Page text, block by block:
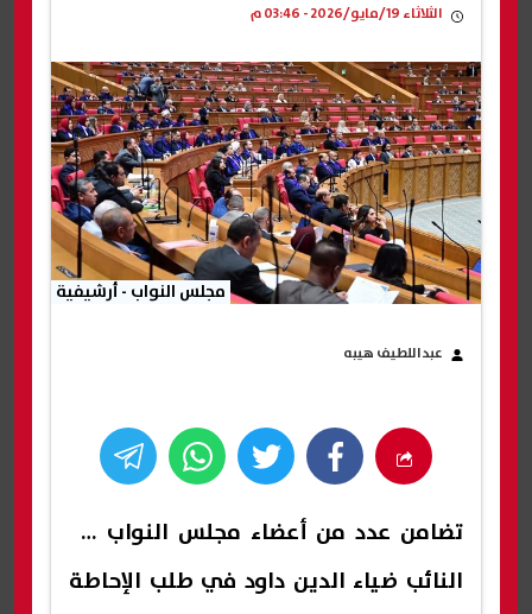
الثلاثاء 19/مايو/2026 - 03:46 م
مجلس النواب - أرشيفية
عبداللطيف هيبه
تضامن عدد من أعضاء مجلس النواب مع
النائب ضياء الدين داود في طلب الإحاطة